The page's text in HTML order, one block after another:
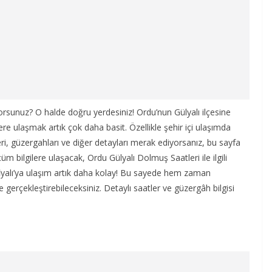
O halde doğru yerdesiniz! Ordu’nun Gülyalı ilçesine
ulaşmak artık çok daha basit. Özellikle şehir içi ulaşımda
güzergahları ve diğer detayları merak ediyorsanız, bu sayfa
bilgilere ulaşacak, Ordu Gülyalı Dolmuş Saatleri ile ilgili
ulaşım artık daha kolay! Bu sayede hem zaman
gerçekleştirebileceksiniz. Detaylı saatler ve güzergâh bilgisi